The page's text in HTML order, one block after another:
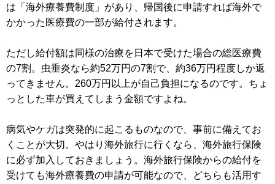
は「海外療養費制度」があり、帰国後に申請すれば海外で
かかった医療費の一部が給付されます。
ただし給付額は同様の治療を日本で受けた場合の総医療費
の7割。虫垂炎なら約52万円の7割で、約36万円程度しか返
ってきません。260万円以上が自己負担になるのです。ちょ
っとした車が買えてしまう金額ですよね。
病気やケガは突発的に起こるものなので、事前に備えてお
くことが大切。やはり海外旅行に行くなら、海外旅行保険
に必ず加入しておきましょう。海外旅行保険からの給付を
受けても海外療養費の申請が可能なので、どちらも活用す